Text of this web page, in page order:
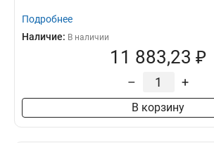
Подробнее
Наличие: В наличии
11 883,23 ₽
– +
В корзину